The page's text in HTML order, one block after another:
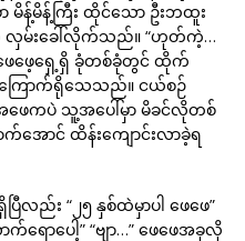
မိန့်မိန့်ကြီး ထိုင်သော ဦးဘထူး
လှမ်းခေါ်လိုက်သည်။ “ဟုတ်ကဲ့…
ဖေဖေ့ရှေ့ရှိ ခုံတစ်ခုံတွင် ထိုက်
ြောက်ရိုသေသည်။ ငယ်စဉ်
ေကပဲ သူ့အပေါ်မှာ မိခင်လိုတစ်
အောင် ထိန်းကျောင်းလာခဲ့ရ
ည်း “၂၅ နှစ်ထဲမှာပါ ဖေဖေ”
ရောပေါ့” “ဗျာ…” ဖေဖေအခုလို